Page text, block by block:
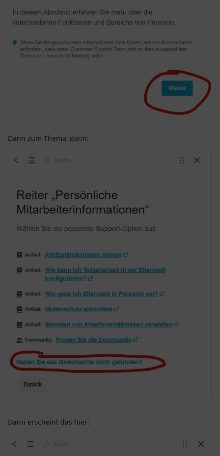
Dann zum Thema, dann:
Dann erscheint das hier: